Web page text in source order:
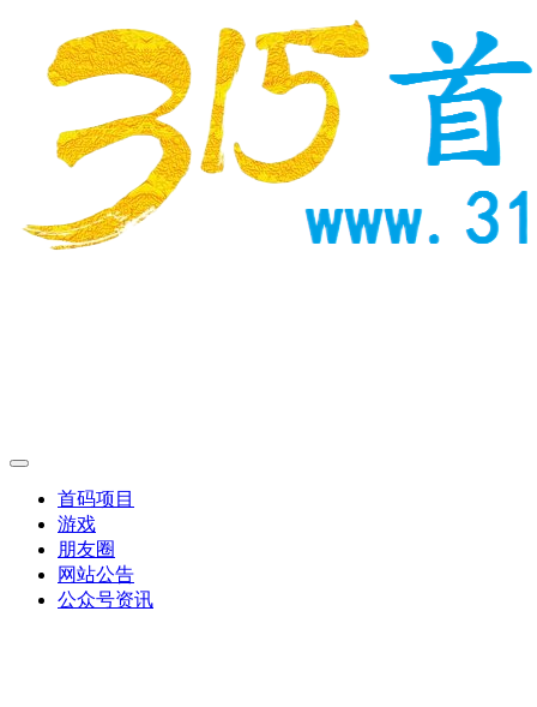
首码项目
游戏
朋友圈
网站公告
公众号资讯